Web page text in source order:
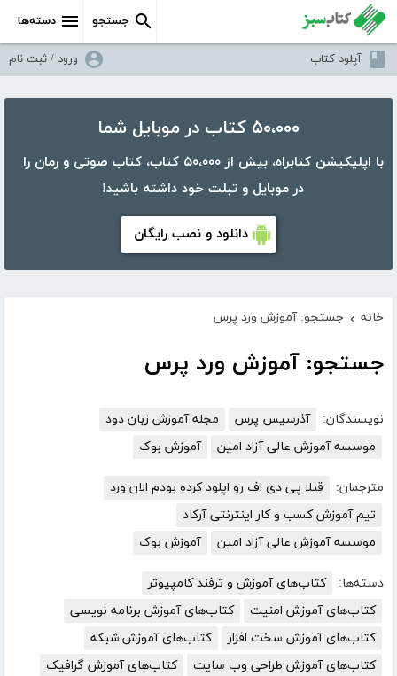
دسته‌ها جستجو
آپلود کتاب ورود / ثبت نام
۵۰،۰۰۰ کتاب در موبایل شما
با اپلیکیشن کتابراه، بیش از ۵۰،۰۰۰ کتاب، کتاب صوتی و رمان را
در موبایل و تبلت خود داشته باشید!
دانلود و نصب رایگان
خانه › جستجو: آموزش ورد پرس
جستجو: آموزش ورد پرس
نویسندگان: آذرسیس پرس
مجله آموزش زبان دود
موسسه آموزش عالی آزاد امین
آموزش بوک
مترجمان:
قبلا پی دی اف رو اپلود کرده بودم الان ورد
تیم آموزش کسب و کار اینترنتی آرکاد
موسسه آموزش عالی آزاد امین
آموزش بوک
دسته‌ها:
کتاب‌های آموزش و ترفند کامپیوتر
کتاب‌های آموزش امنیت
کتاب‌های آموزش برنامه نویسی
کتاب‌های آموزش سخت افزار
کتاب‌های آموزش شبکه
کتاب‌های آموزش طراحی وب سایت
کتاب‌های آموزش گرافیک